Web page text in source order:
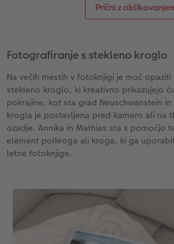
Prični z
Fotografiranje s stekleno kroglo
Na večih mestih v fotoknjigi je moč
stekleno kroglo, ki kreativno prikazujejo
pokrajine, kot sta grad Neuschwanstein
krogla je postavljena pred kamero ali na
ozadje. Annika in Mathias sta s pomočjo
element polkroga ali kroga, ki ga
letne fotoknjige.